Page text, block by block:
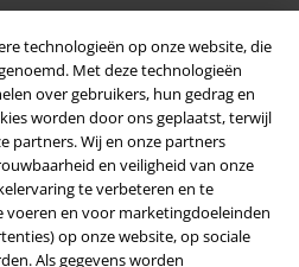
technologieën op onze website, die
Met deze technologieën
over gebruikers, hun gedrag en
worden door ons geplaatst, terwijl
partners. Wij en onze partners
en veiligheid van onze
te verbeteren en te
voeren en voor marketingdoeleinden
op onze website, op sociale
Als gegevens worden